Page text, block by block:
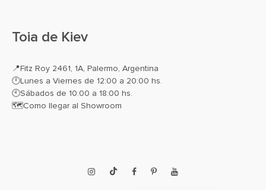
Toia de Kiev
📍Fitz Roy 2461, 1A, Palermo, Argentina
🕛Lunes a Viernes de 12:00 a 20:00 hs.
🕙Sábados de 10:00 a 18:00 hs.
🗺️Como llegar al Showroom
InstagramTikTokFacebook
PinterestYouTube